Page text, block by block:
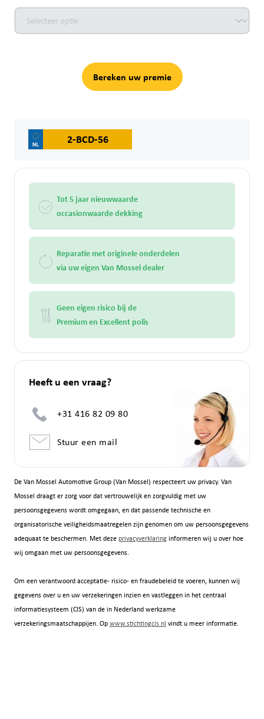
Bereken uw premie
De Van Mossel Automotive Group (Van Mossel) respecteert uw privacy. Van
Mossel draagt er zorg voor dat vertrouwelijk en zorgvuldig met uw
persoonsgegevens wordt omgegaan, en dat passende technische en
organisatorische veiligheidsmaatregelen zijn genomen om uw persoonsgegevens
adequaat te beschermen. Met deze privacyverklaringinformeren wij u over hoe
wij omgaan met uw persoonsgegevens.
Om een verantwoord acceptatie- risico- en fraudebeleid te voeren, kunnen wij
gegevens over u en uw verzekeringen inzien en vastleggen in het centraal
informatiesysteem (CIS) van de in Nederland werkzame
verzekeringsmaatschappijen. Opwww.stichtingcis.nl vindt u meer informatie.
2-BCD-56
Tot 5 jaar nieuwwaarde
occasionwaarde dekking
Reparatie met originele onderdelen
via uw eigen Van Mossel dealer
Geen eigen risico bij de
Premium en Excellent polis
Heeft u een vraag?
+31 416 82 09 80
Stuur een mail